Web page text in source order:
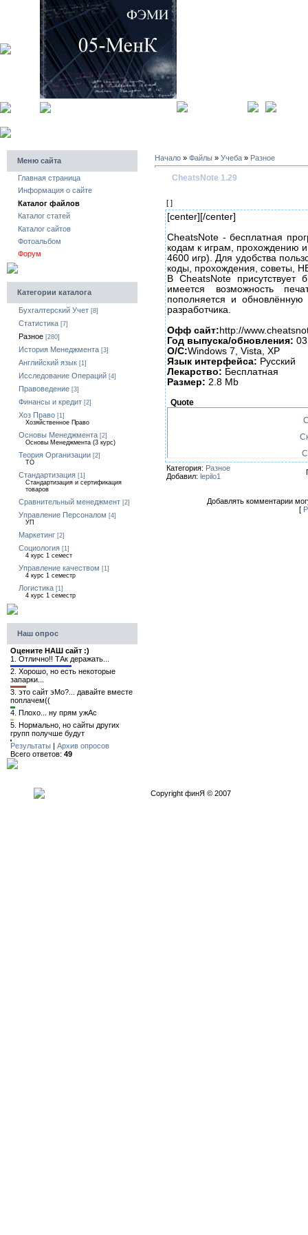
Меню сайта
Главная страница
Информация о сайте
Каталог файлов
Каталог статей
Каталог сайтов
Фотоальбом
Форум
Категории каталога
Бухгалтерский Учет [8]
Статистика [7]
Разное [280]
История Менеджмента [3]
Английский язык [1]
Исследование Операций [4]
Правоведение [3]
Финансы и кредит [2]
Хоз Право [1]
Хозяйственное Право
Основы Менеджмента [2]
Основы Менеджмента (3 курс)
Теория Организации [2]
ТО
Стандартизация [1]
Стандартизация и сертификация
товаров
Сравнительный менеджмент [2]
Управление Персоналом [4]
УП
Маркетинг [2]
Социология [1]
4 курс 1 семест
Управление качеством [1]
4 курс 1 семестр
Логистика [1]
4 курс 1 семестр
Наш опрос
Оцените НАШ сайт :)
1. Отлично!! ТАк деражать...
2. Хорошо, но есть некоторые
запарки...
3. это сайт эМо?... давайте вместе
поплачем((
4. Плохо... ну прям ужАс
5. Нормально, но сайты других
групп получше будут
Результаты | Архив опросов
Всего ответов: 49
Начало » Файлы » Учеба » Разное
CheatsNote 1.29
[ ]
[center][/center]
CheatsNote - бесплатная
кодам к играм, прохождению
4600 игр). Для удобства
коды, прохождения, советы,
В CheatsNote
имеется возможность
пополняется и
разработчика.
Офф сайт:http://
Год выпуска/обновления:
О/С:Windows 7, Vista, XP
Язык интерфейса: Русский
Лекарство: Бесплатная
Размер: 2.8 Mb
Quote
Категория: Разное
Добавил: lepilo1
Добавлять комментарии
[
Copyright финЯ © 2007